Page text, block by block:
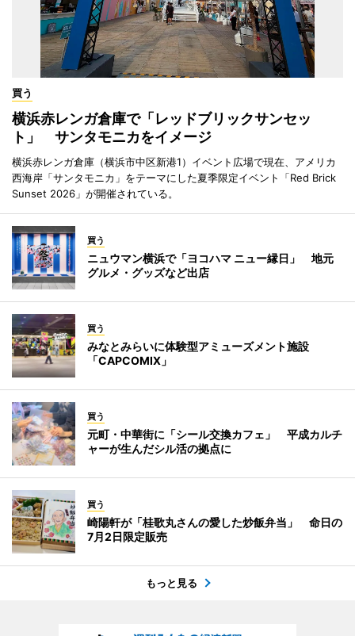
買う
横浜赤レンガ倉庫で「レッドブリックサンセッ
ト」 サンタモニカをイメージ
横浜赤レンガ倉庫（横浜市中区新港1）イベント広場で現在、アメリカ
西海岸「サンタモニカ」をテーマにした夏季限定イベント「Red Brick
Sunset 2026」が開催されている。
買う
ニュウマン横浜で「ヨコハマ ニュー縁日」 地元
グルメ・グッズなど出店
買う
みなとみらいに体験型アミューズメント施設
「CAPCOMIX」
買う
元町・中華街に「シール交換カフェ」 平成カルチ
ャーが生んだシル活の拠点に
買う
崎陽軒が「桂歌丸さんの愛した炒飯弁当」 命日の
7月2日限定販売
もっと見る